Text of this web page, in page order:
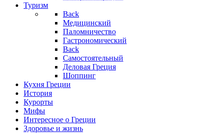
Туризм
Back
Медицинский
Паломничество
Гастрономический
Back
Самостоятельный
Деловая Греция
Шоппинг
Кухня Греции
История
Курорты
Мифы
Интересное о Греции
Здоровье и жизнь